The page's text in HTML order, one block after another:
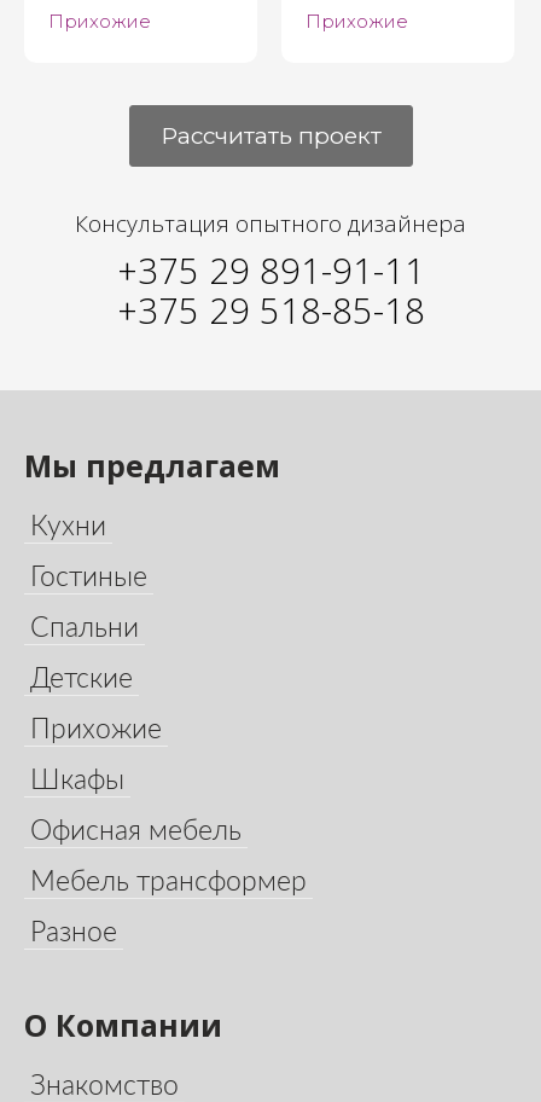
Прихожие Прихожие
Рассчитать проект
Консультация опытного дизайнера
+375 29 891-91-11
+375 29 518-85-18
Мы предлагаем
Кухни
Гостиные
Спальни
Детские
Прихожие
Шкафы
Офисная мебель
Мебель трансформер
Разное
О Компании
Знакомство